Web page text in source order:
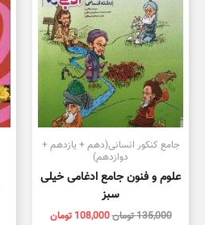
جامع کنکور انسانی(دهم + یازدهم +
دوازدهم)
علوم و فنون جامع ادغامی خیلی
سبز
135,000تومان108,000 تومان